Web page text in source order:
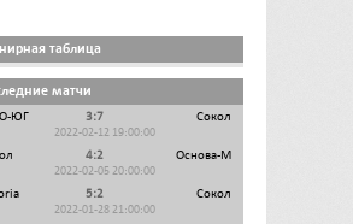
таблица
матчи
ЮГ 3:7 Сокол
2022-02-12 19:00:00
4:2 Основа-М
2022-02-05 20:00:00
5:2 Сокол
2022-01-28 21:00:00